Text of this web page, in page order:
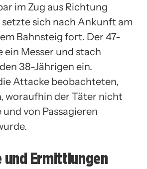
im Zug aus Richtung
sich nach Ankunft am
Bahnsteig fort. Der 47-
ein Messer und stach
38-Jährigen ein.
Attacke beobachteten,
woraufhin der Täter nicht
von Passagieren
und Ermittlungen